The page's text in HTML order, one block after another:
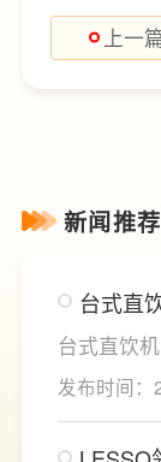
上一
新闻推荐
台式直
台式直饮
要取决于
因素。一
议每6至12
发布时间：